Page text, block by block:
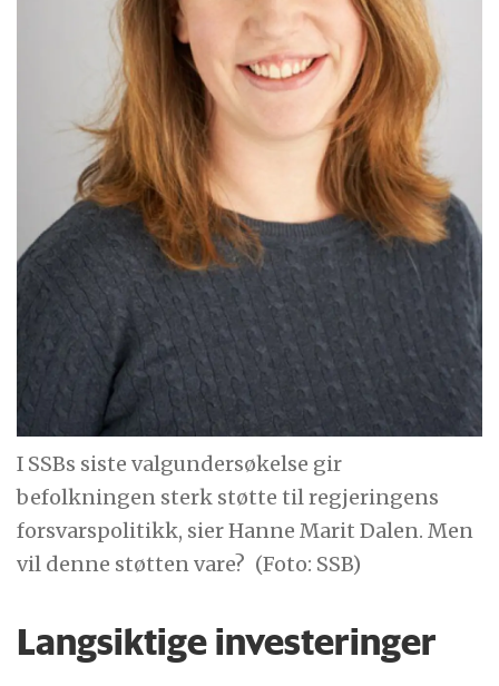
I SSBs siste valgundersøkelse gir
befolkningen sterk støtte til regjeringens
forsvarspolitikk, sier Hanne Marit Dalen. Men
vil denne støtten vare? (Foto: SSB)
Langsiktige investeringer